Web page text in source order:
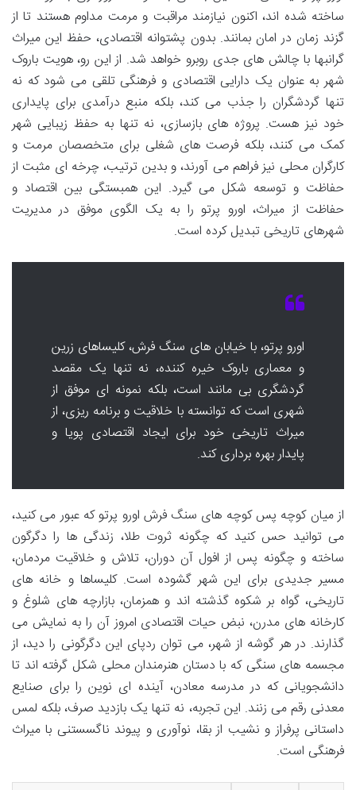
ساخته شده اند، اکنون نیازمند مراقبت و مرمت مداوم هستند تا از
گزند زمان در امان بمانند. بدون پشتوانه اقتصادی، حفظ این میراث
گرانبها با چالش های جدی روبرو خواهد شد. از این رو، هویت باروک
شهر به عنوان یک دارایی اقتصادی و فرهنگی تلقی می شود که نه
تنها گردشگران را جذب می کند، بلکه منبع درآمدی برای پایداری
خود نیز هست. پروژه های بازسازی، نه تنها به حفظ زیبایی شهر
کمک می کنند، بلکه فرصت های شغلی برای متخصصان مرمت و
کارگران محلی نیز فراهم می آورند، و بدین ترتیب، چرخه ای مثبت از
حفاظت و توسعه شکل می گیرد. این همبستگی بین اقتصاد و
حفاظت از میراث، اورو پرتو را به یک الگوی موفق در مدیریت
شهرهای تاریخی تبدیل کرده است.
اورو پرتو، با خیابان های سنگ فرش، کلیساهای زرین
و معماری باروک خیره کننده، نه تنها یک مقصد
گردشگری بی مانند است، بلکه نمونه ای موفق از
شهری است که توانسته با خلاقیت و برنامه ریزی، از
میراث تاریخی خود برای ایجاد اقتصادی پویا و
پایدار بهره برداری کند.
از میان کوچه پس کوچه های سنگ فرش اورو پرتو که عبور می کنید،
می توانید حس کنید که چگونه ثروت طلا، زندگی ها را دگرگون
ساخته و چگونه پس از افول آن دوران، تلاش و خلاقیت مردمان،
مسیر جدیدی برای این شهر گشوده است. کلیساها و خانه های
تاریخی، گواه بر شکوه گذشته اند و همزمان، بازارچه های شلوغ و
کارخانه های مدرن، نبض حیات اقتصادی امروز آن را به نمایش می
گذارند. در هر گوشه از شهر، می توان ردپای این دگرگونی را دید، از
مجسمه های سنگی که با دستان هنرمندان محلی شکل گرفته اند تا
دانشجویانی که در مدرسه معادن، آینده ای نوین را برای صنایع
معدنی رقم می زنند. این تجربه، نه تنها یک بازدید صرف، بلکه لمس
داستانی پرفراز و نشیب از بقا، نوآوری و پیوند ناگسستنی با میراث
فرهنگی است.